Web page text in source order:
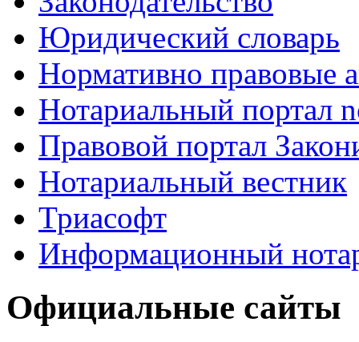
Юридический словарь
Нормативно правовые
Нотариальный портал
Правовой портал
Нотариальный вестник
Триасофт
Информационный
Официальные сайты